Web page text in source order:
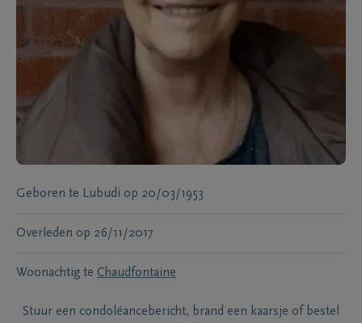
Geboren te Lubudi op 20/03/1953
Overleden op 26/11/2017
Woonachtig te Chaudfontaine
Stuur een condoléancebericht, brand een kaarsje of bestel